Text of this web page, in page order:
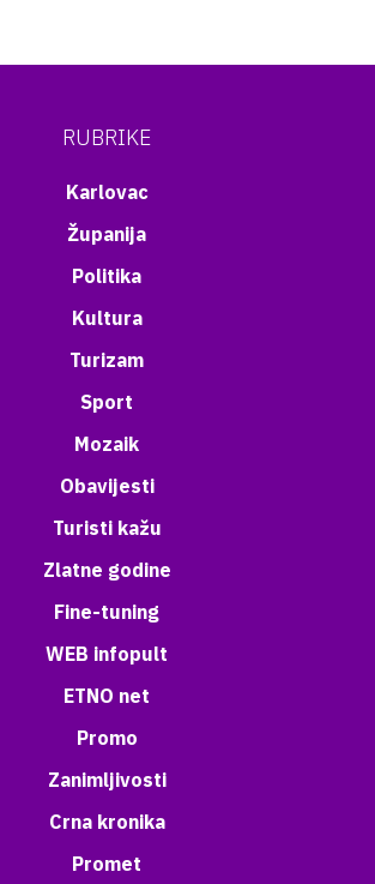
RUBRIKE
Karlovac
Županija
Politika
Kultura
Turizam
Sport
Mozaik
Obavijesti
Turisti kažu
Zlatne godine
Fine-tuning
WEB infopult
ETNO net
Promo
Zanimljivosti
Crna kronika
Promet